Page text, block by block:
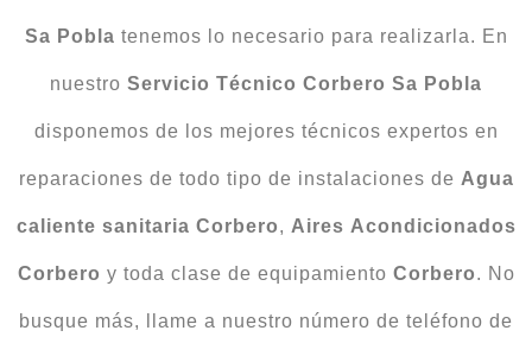
Sa Pobla tenemos lo necesario para realizarla. En
nuestro Servicio Técnico Corbero Sa Pobla
disponemos de los mejores técnicos expertos en
reparaciones de todo tipo de instalaciones de Agua
caliente sanitaria Corbero, Aires Acondicionados
Corbero y toda clase de equipamiento Corbero. No
busque más, llame a nuestro número de teléfono de